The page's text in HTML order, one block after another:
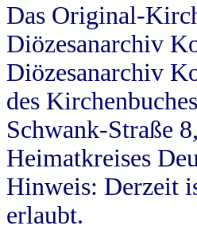
Das Original-
Diözesanarchiv
Diözesanarchiv
des
Schwank-Straße
Heimatkreises
Hinweis: Derzeit
erlaubt.